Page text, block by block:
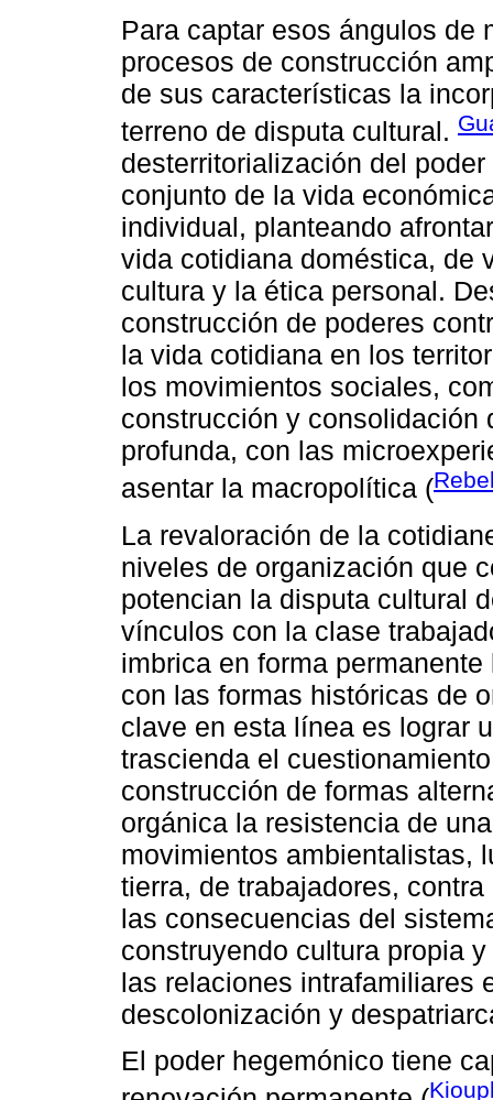
Para captar esos ángulos de
procesos de construcción
de sus características la
terreno de disputa cultural.
desterritorialización del
conjunto de la vida
individual, planteando
vida cotidiana doméstica, de
cultura y la ética personal.
construcción de poderes
la vida cotidiana en los
los movimientos sociales,
construcción y consolidación
profunda, con las
asentar la macropolítica (
La revaloración de la
niveles de organización que
potencian la disputa cultural
vínculos con la clase
imbrica en forma
con las formas históricas de
clave en esta línea es lograr
trascienda el
construcción de formas
orgánica la resistencia de
movimientos ambientalistas,
tierra, de trabajadores,
las consecuencias del
construyendo cultura propia
las relaciones intrafamiliares
descolonización y
El poder hegemónico tiene